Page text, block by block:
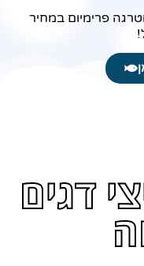
פרימיום במחיר
דגים